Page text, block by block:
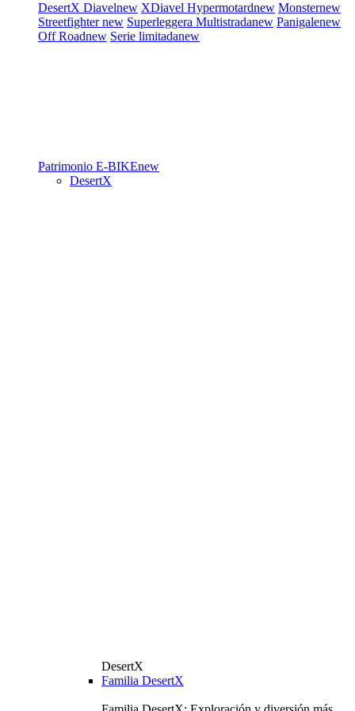
DesertX Diavelnew XDiavel Hypermotardnew Monsternew
Streetfighternew Superleggera Multistradanew Panigalenew
Off Roadnew Serie limitadanew
Patrimonio E-BIKEnew
DesertX
DesertX
Familia DesertX